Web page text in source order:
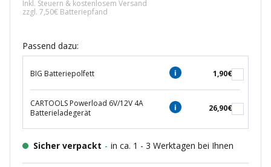
Inkl. Steuern & kostenlosem Versand
zzgl. 7,50€ Batteriepfand
Passend dazu:
BIG Batteriepolfett 1,90€
CARTOOLS Powerload 6V/12V 4A
Batterieladegerät
26,90€
Sicher verpackt - in ca. 1 - 3 Werktagen bei Ihnen